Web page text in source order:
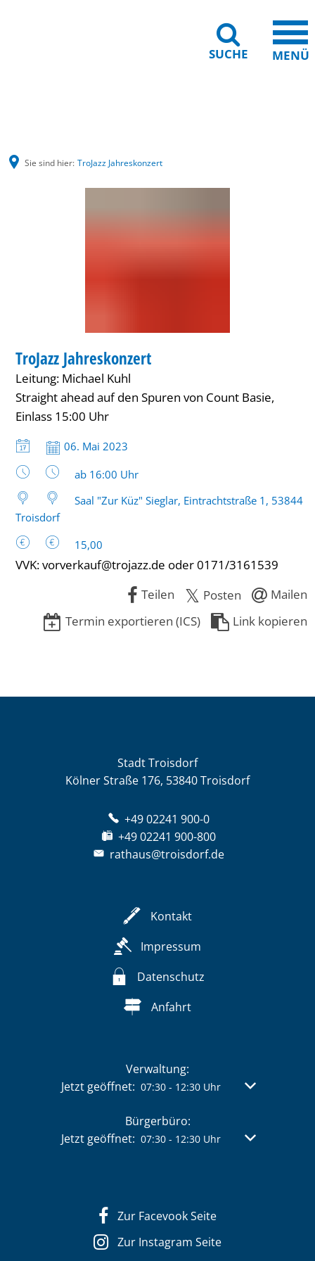
SUCHE MENÜ
Sie sind hier: TroJazz Jahreskonzert
Jahreskonzert
KATEGORIE: KONZERT
TroJazz Jahreskonzert
Leitung: Michael Kuhl
Straight ahead auf den Spuren von Count Basie,
Einlass 15:00 Uhr
Datum:
06. Mai 2023
Uhrzeit:
ab 16:00 Uhr
Saal "Zur Küz" Sieglar, Eintrachtstraße 1, 53844
Troisdorf
15,00
VVK: vorverkauf@trojazz.de oder 0171/3161539
Teilen
Posten
Mailen
Termin exportieren (ICS)
Link kopieren
Stadt Troisdorf
Kölner Straße 176, 53840 Troisdorf
+49 02241 900-0
+49 02241 900-800
rathaus@troisdorf.de
Kontakt
Impressum
Datenschutz
Anfahrt
Verwaltung:
Klicken, um weitere Öffnungs- oder
Jetzt geöffnet: 07:30- 12:30Uhr Von 07:30
Bürgerbüro:
Klicken, um weitere Öffnungs- oder
Jetzt geöffnet: 07:30- 12:30Uhr Von 07:30
Zur Facevook Seite
Zur Instagram Seite